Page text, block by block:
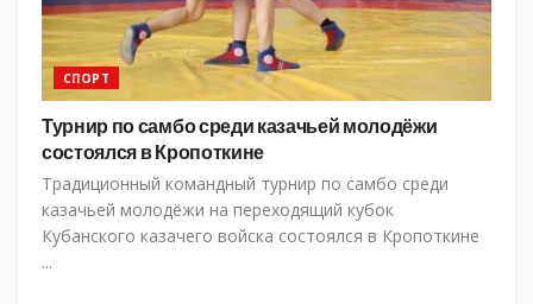
СПОРТ
Турнир по самбо среди казачьей молодёжи
состоялся в Кропоткине
Традиционный командный турнир по самбо среди
казачьей молодёжи на переходящий кубок
Кубанского казачего войска состоялся в Кропоткине
...